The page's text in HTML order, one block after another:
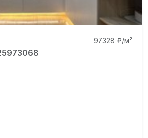
97328 ₽/м²